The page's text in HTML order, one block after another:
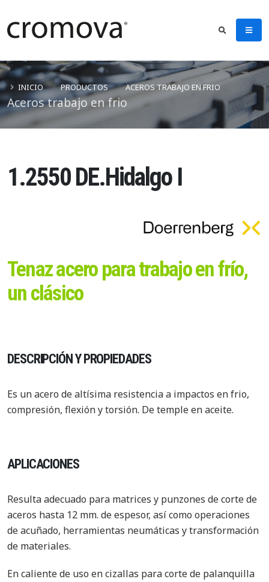
Aceros trabajo en frio
INICIO PRODUCTOS ACEROS TRABAJO EN FRIO
1.2550 DE.Hidalgo I
Tenaz acero para trabajo en frío,
un clásico
DESCRIPCIÓN Y PROPIEDADES
Es un acero de altísima resistencia a impactos en frio,
compresión, flexión y torsión. De temple en aceite.
APLICACIONES
Resulta adecuado para matrices y punzones de corte de
aceros hasta 12 mm. de espesor, así como operaciones
de acuñado, herramientas neumáticas y transformación
de materiales.
En caliente de uso en cizallas para corte de palanquilla